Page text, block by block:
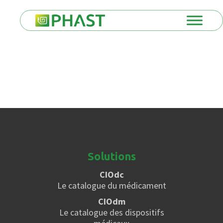
Solutions
CIOdc
Le catalogue du médicament
CIOdm
Le catalogue des dispositifs